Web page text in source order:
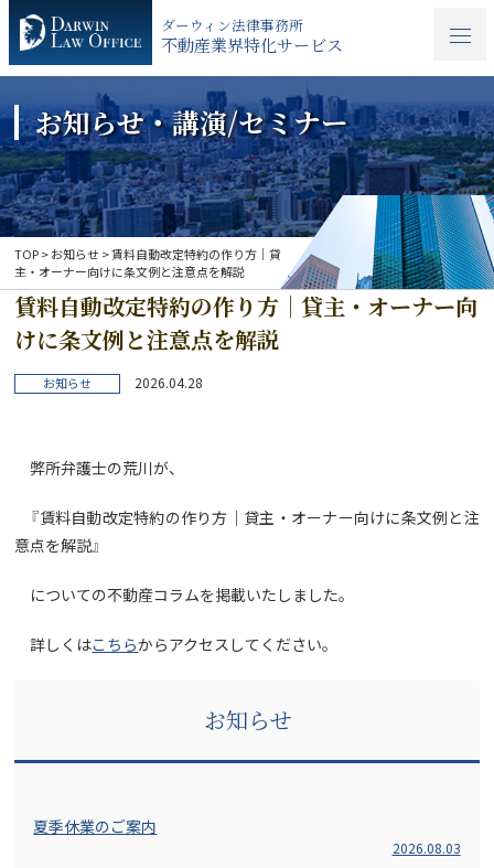
ダーウィン法律事務所
不動産業界特化サービス
お知らせ・講演/セミナー
TOP>お知らせ >賃料自動改定特約の作り方｜貸
主・オーナー向けに条文例と注意点を解説
賃料自動改定特約の作り方｜貸主・オーナー向
けに条文例と注意点を解説
お知らせ 2026.04.28
弊所弁護士の荒川が、
『賃料自動改定特約の作り方｜貸主・オーナー向けに条文例と注
意点を解説』
についての不動産コラムを掲載いたしました。
詳しくはこちらからアクセスしてください。
お知らせ
夏季休業のご案内
2026.08.03